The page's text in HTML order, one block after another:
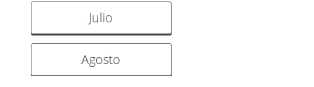
Julio
Agosto